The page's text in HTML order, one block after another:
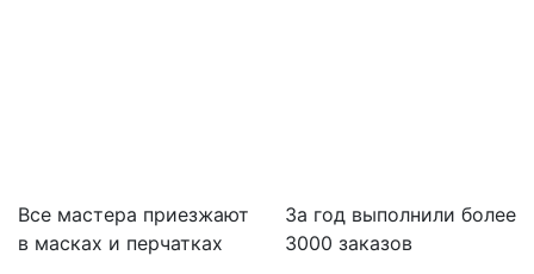
Все мастера приезжают
в масках и перчатках
За год выполнили более
3000 заказов